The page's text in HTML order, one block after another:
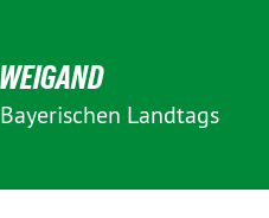
Landtags